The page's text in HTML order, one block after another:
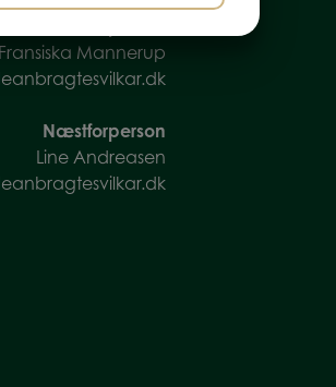
Fransiska Mannerup
Næstforperson
Line Andreasen
STATISTIK